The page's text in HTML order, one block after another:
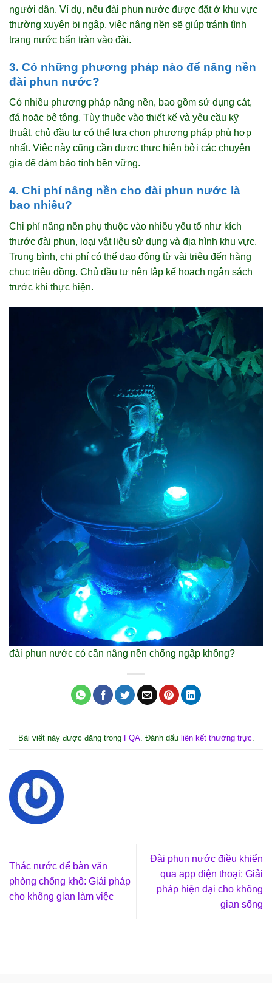
người dân. Ví dụ, nếu đài phun nước được đặt ở khu vực
thường xuyên bị ngập, việc nâng nền sẽ giúp tránh tình
trạng nước bẩn tràn vào đài.
3. Có những phương pháp nào để nâng nền
đài phun nước?
Có nhiều phương pháp nâng nền, bao gồm sử dụng cát,
đá hoặc bê tông. Tùy thuộc vào thiết kế và yêu cầu kỹ
thuật, chủ đầu tư có thể lựa chọn phương pháp phù hợp
nhất. Việc này cũng cần được thực hiện bởi các chuyên
gia để đảm bảo tính bền vững.
4. Chi phí nâng nền cho đài phun nước là
bao nhiêu?
Chi phí nâng nền phụ thuộc vào nhiều yếu tố như kích
thước đài phun, loại vật liệu sử dụng và địa hình khu vực.
Trung bình, chi phí có thể dao động từ vài triệu đến hàng
chục triệu đồng. Chủ đầu tư nên lập kế hoạch ngân sách
trước khi thực hiện.
đài phun nước có cần nâng nền chống ngập không?
Bài viết này được đăng trong FQA. Đánh dấu liên kết thường trực.
Thác nước để bàn văn
phòng chống khô: Giải pháp
cho không gian làm việc
Đài phun nước điều khiển
qua app điện thoại: Giải
pháp hiện đại cho không
gian sống